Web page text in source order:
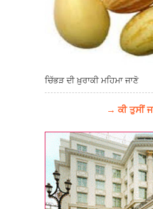
ਚਿੱਭੜ ਦੀ ਖ਼ੁਰਾਕੀ ਮਹਿਮਾ ਜਾਣੋ
→ ਕੀ ਤੁਸੀਂ